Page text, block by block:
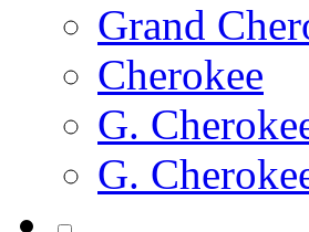
Grand
Cherokee
G.
G.